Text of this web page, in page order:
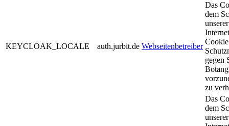
KEYCLOAK_LOCALE auth.jurbit.de Webseitenbetreiber
Das
dem
unserer
gegen
zu
Das
dem
unserer